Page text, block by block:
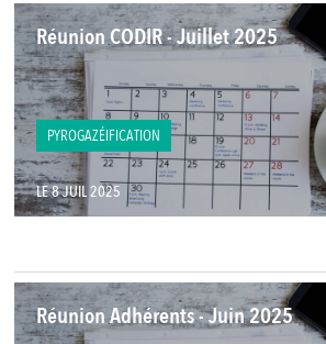
Réunion CODIR - Juillet 2025
PYROGAZÉIFICATION
LE 8 JUIL 2025
Réunion Adhérents - Juin 2025